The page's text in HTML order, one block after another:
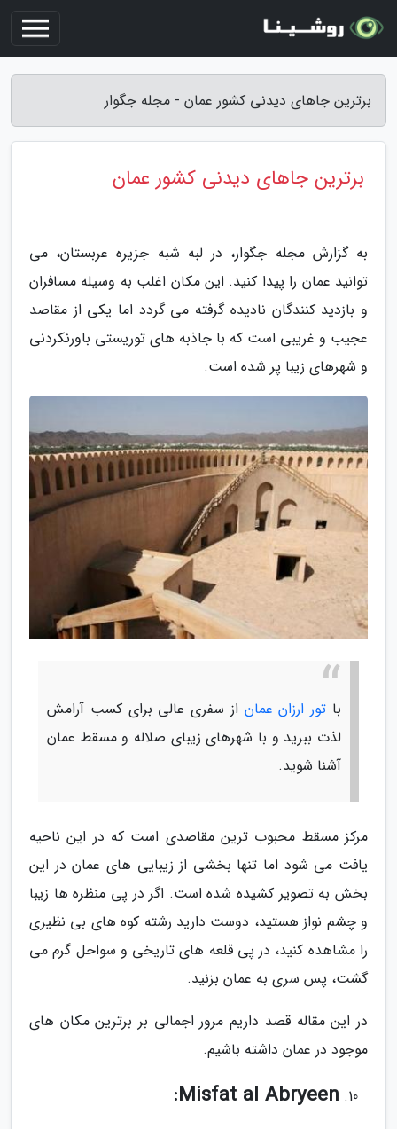
برترین جاهای دیدنی کشور عمان - مجله جگوار
برترین جاهای دیدنی کشور عمان
به گزارش مجله جگوار، در لبه شبه جزیره عربستان، می
توانید عمان را پیدا کنید. این مکان اغلب به وسیله مسافران
و بازدید کنندگان نادیده گرفته می گردد اما یکی از مقاصد
عجیب و غریبی است که با جاذبه های توریستی باورنکردنی
و شهرهای زیبا پر شده است.
با تور ارزان عمان از سفری عالی برای کسب آرامش
لذت ببرید و با شهرهای زیبای صلاله و مسقط عمان
آشنا شوید.
مرکز مسقط محبوب ترین مقاصدی است که در این ناحیه
یافت می شود اما تنها بخشی از زیبایی های عمان در این
بخش به تصویر کشیده شده است. اگر در پی منظره ها زیبا
و چشم نواز هستید، دوست دارید رشته کوه های بی نظیری
را مشاهده کنید، در پی قلعه های تاریخی و سواحل گرم می
گشت، پس سری به عمان بزنید.
در این مقاله قصد داریم مرور اجمالی بر برترین مکان های
موجود در عمان داشته باشیم.
Misfat al Abryeen: